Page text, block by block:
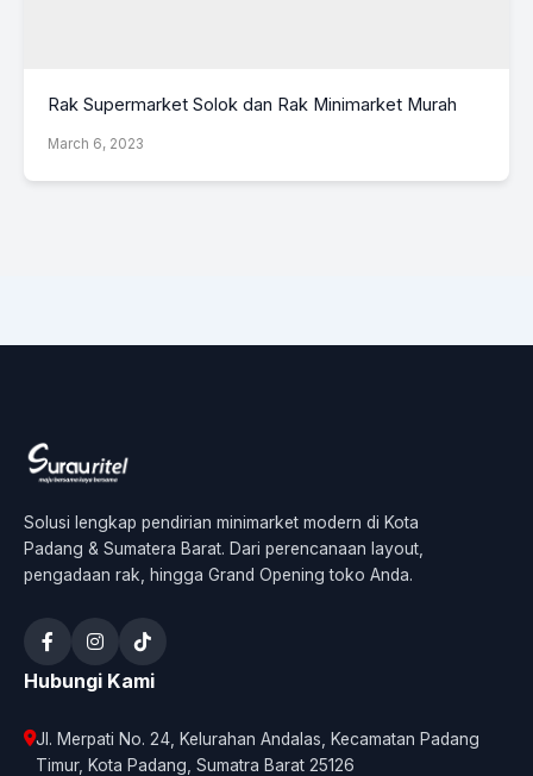
Rak Supermarket Solok dan Rak Minimarket Murah
March 6, 2023
Solusi lengkap pendirian minimarket modern di Kota
Padang & Sumatera Barat. Dari perencanaan layout,
pengadaan rak, hingga Grand Opening toko Anda.
Hubungi Kami
Jl. Merpati No. 24, Kelurahan Andalas, Kecamatan Padang
Timur, Kota Padang, Sumatra Barat 25126